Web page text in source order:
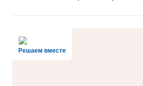
Решаем вместе